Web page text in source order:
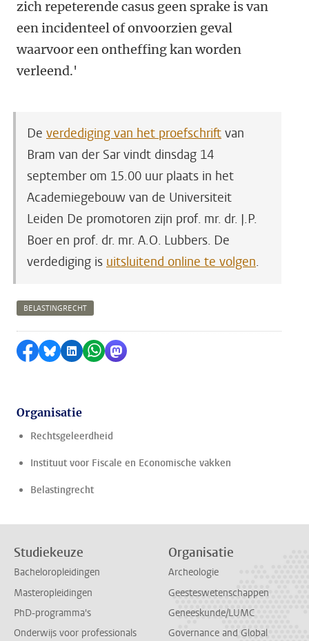
zich repeterende casus geen sprake is van
een incidenteel of onvoorzien geval
waarvoor een ontheffing kan worden
verleend.'
De verdediging van het proefschrift van
Bram van der Sar vindt dinsdag 14
september om 15.00 uur plaats in het
Academiegebouw van de Universiteit
Leiden De promotoren zijn prof. mr. dr. J.P.
Boer en prof. dr. mr. A.O. Lubbers. De
verdediging is uitsluitend online te volgen.
BELASTINGRECHT
Delen op Facebook
Delen via Bluesky
Delen op LinkedIn
Delen via WhatsApp
Delen via Mastodon
Organisatie
Rechtsgeleerdheid
Instituut voor Fiscale en Economische vakken
Belastingrecht
Studiekeuze
Bacheloropleidingen
Masteropleidingen
PhD-programma's
Onderwijs voor professionals
Organisatie
Archeologie
Geesteswetenschappen
Geneeskunde/LUMC
Governance and Global